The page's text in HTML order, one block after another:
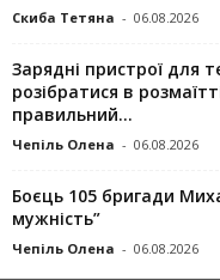
Скиба Тетяна - 06.08.2026
Зарядні пристрої для
розібратися в
правильний...
Чепіль Олена - 06.08.2026
Боєць 105 бригади
мужність”
Чепіль Олена - 06.08.2026